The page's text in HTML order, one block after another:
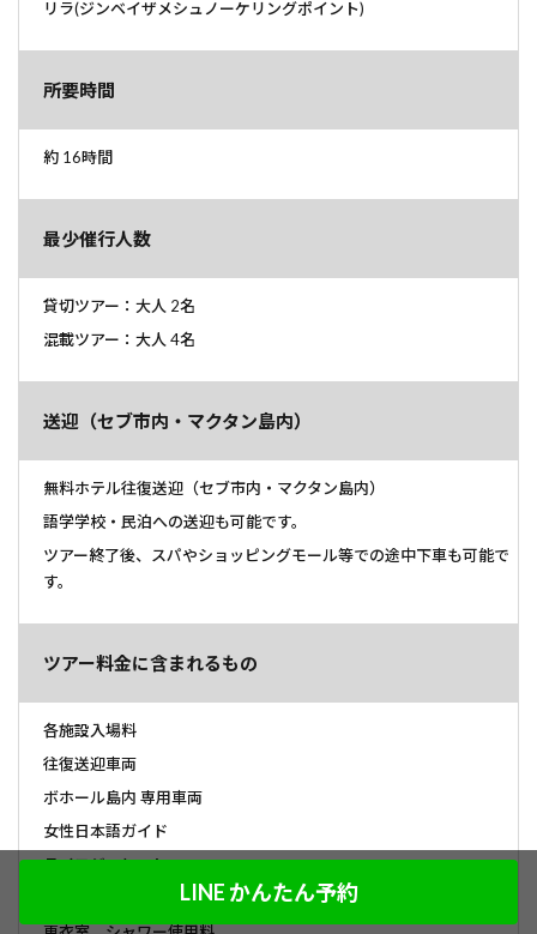
リラ(ジンベイザメシュノーケリングポイント)
所要時間
約 16時間
最少催行人数
貸切ツアー：大人 2名
混載ツアー：大人 4名
送迎（セブ市内・マクタン島内）
無料ホテル往復送迎（セブ市内・マクタン島内）
語学学校・民泊への送迎も可能です。
ツアー終了後、スパやショッピングモール等での途中下車も可能で
す。
ツアー料金に含まれるもの
各施設入場料
往復送迎車両
ボホール島内 専用車両
女性日本語ガイド
ライフジャケット
シュノーケリング、マスクLINE かんたん予約